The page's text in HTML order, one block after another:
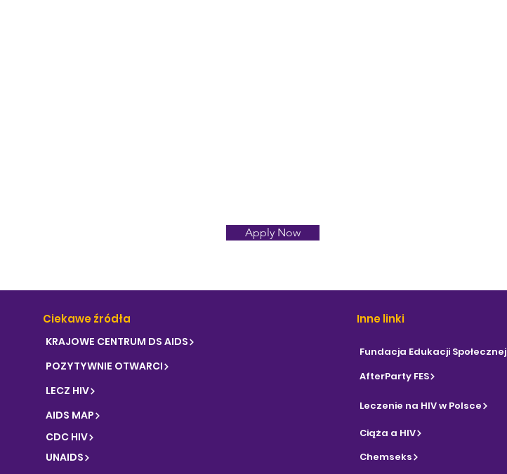
Apply Now
Ciekawe źródła
KRAJOWE CENTRUM DS AIDS
POZYTYWNIE OTWARCI
LECZ HIV
AIDS MAP
CDC HIV
UNAIDS
Inne linki
Fundacja Edukacji Społecznej
AfterParty FES
Leczenie na HIV w Polsce
Ciąża a HIV
Chemseks